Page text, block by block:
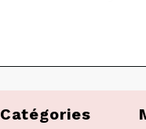
Catégories